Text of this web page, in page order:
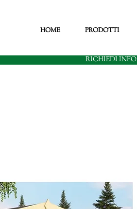
HOME PRODOTTI
RICHIEDI INFO